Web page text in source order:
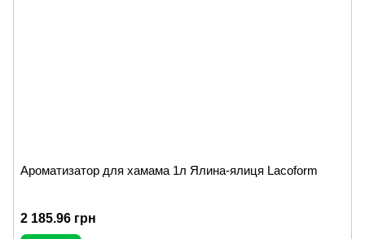
Ароматизатор для хамама 1л Ялина-ялиця Lacoform
2 185.96 грн